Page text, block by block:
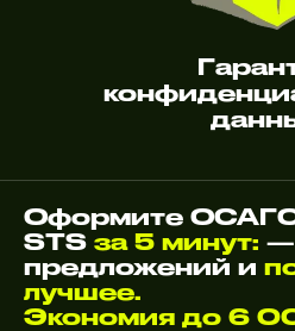
Оформите ОСАГО
STS за 5 минут: —
предложений и
лучшее.
Экономия до 6